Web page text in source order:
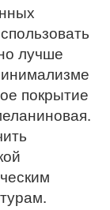
лучше
покрытие